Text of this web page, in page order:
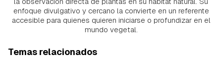
enfoque divulgativo y cercano la convierte en un referente
accesible para quienes quieren iniciarse o profundizar en el
mundo vegetal.
Temas relacionados